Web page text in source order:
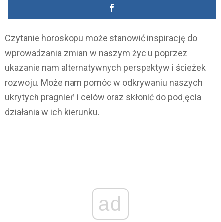
Czytanie horoskopu może stanowić inspirację do
wprowadzania zmian w naszym życiu poprzez
ukazanie nam alternatywnych perspektyw i ścieżek
rozwoju. Może nam pomóc w odkrywaniu naszych
ukrytych pragnień i celów oraz skłonić do podjęcia
działania w ich kierunku.
ad